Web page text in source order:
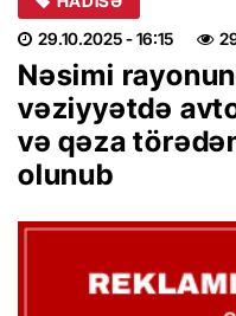
29.10.2025- 16:15
Nəsimi
vəziyyətdə
və qəza
olunub